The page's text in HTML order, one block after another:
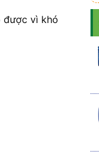
được vì khó